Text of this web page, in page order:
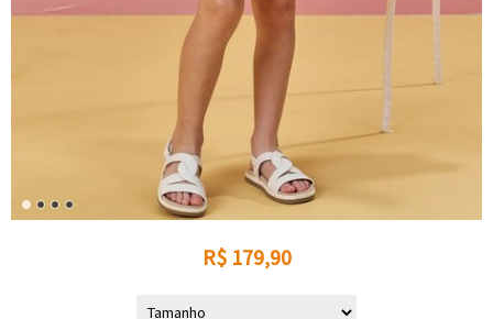
R$ 179,90